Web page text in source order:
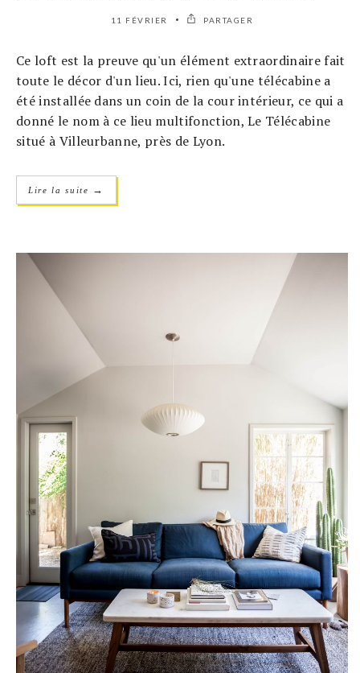
11 FÉVRIER PARTAGER
Ce loft est la preuve qu'un élément extraordinaire fait
toute le décor d'un lieu. Ici, rien qu'une télécabine a
été installée dans un coin de la cour intérieur, ce qui a
donné le nom à ce lieu multifonction, Le Télécabine
situé à Villeurbanne, près de Lyon.
Lire la suite →